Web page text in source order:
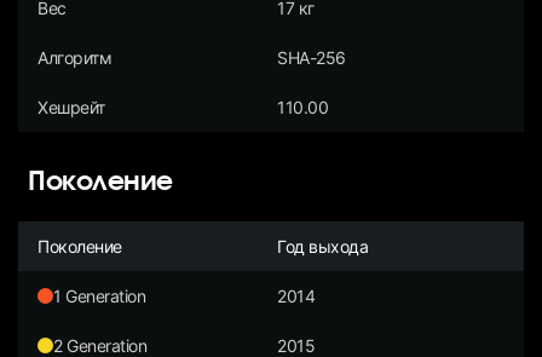
Вес 17 кг
Алгоритм SHA-256
Хешрейт 110.00
Поколение
Поколение Год выхода
1 Generation 2014
2 Generation 2015